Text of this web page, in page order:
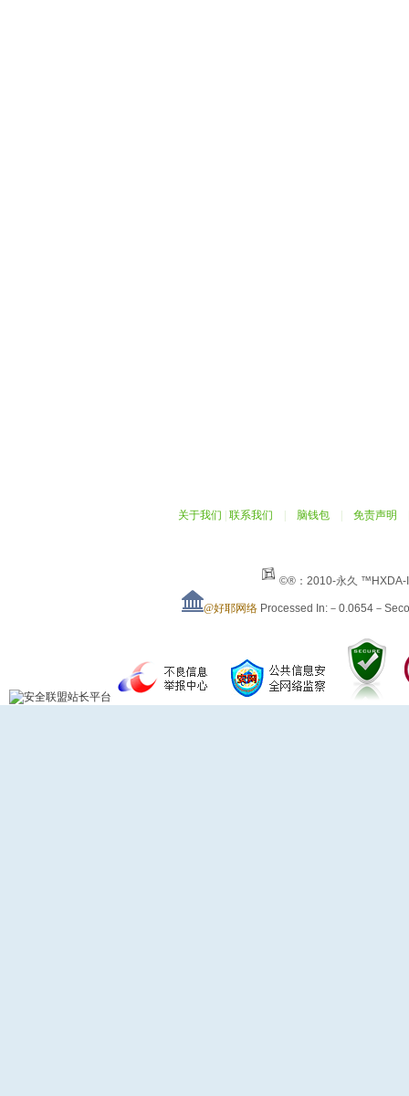
关于我们 联系我们 脑钱包 免责声明
©®：2010-永久
@好耶网络 Processed In:－0.0654－